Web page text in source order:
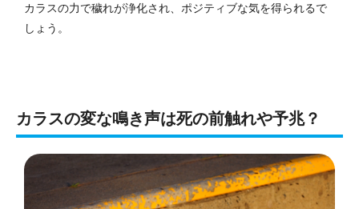
カラスの力で穢れが浄化され、ポジティブな気を得られるで
しょう。
カラスの変な鳴き声は死の前触れや予兆？